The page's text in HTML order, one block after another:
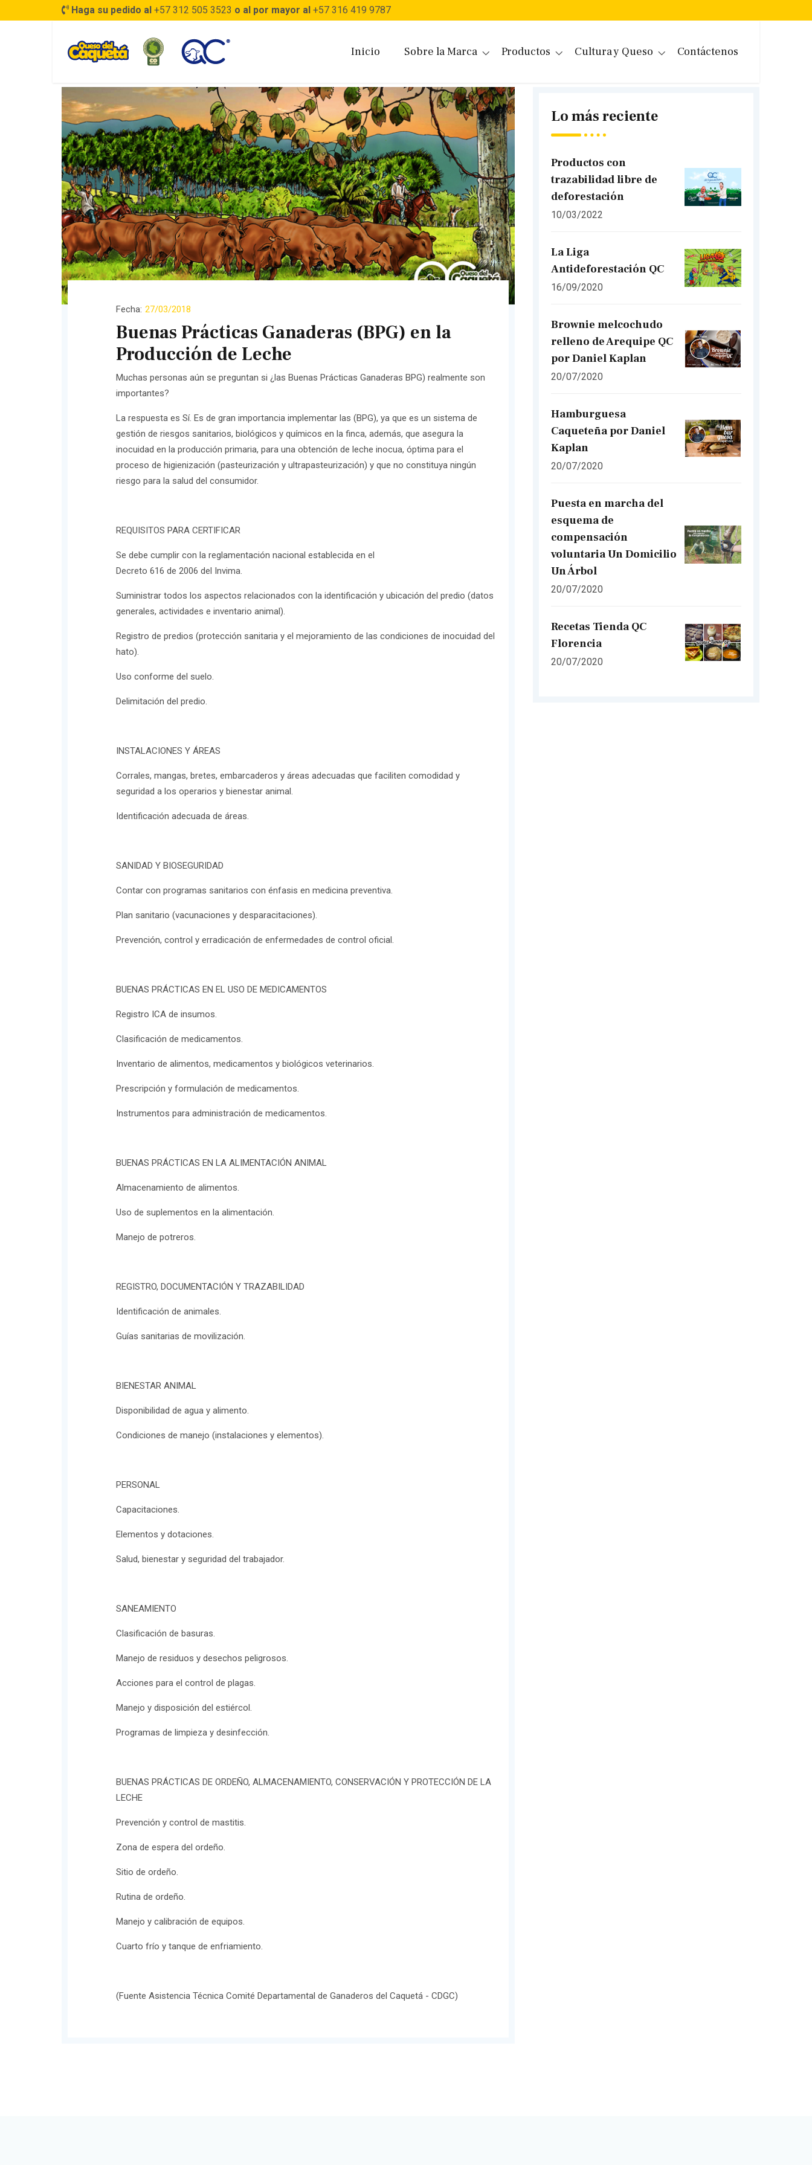
Haga su pedido al +57 312 505 3523 o al por mayor al +57 316 419 9787
Inicio Sobre la Marca Productos Cultura y Queso Contáctenos
Fecha: 27/03/2018
Buenas Prácticas Ganaderas (BPG) en la
Producción de Leche
Muchas personas aún se preguntan si ¿las Buenas Prácticas Ganaderas BPG) realmente son
importantes?
La respuesta es Sí. Es de gran importancia implementar las (BPG), ya que es un sistema de
gestión de riesgos sanitarios, biológicos y químicos en la finca, además, que asegura la
inocuidad en la producción primaria, para una obtención de leche inocua, óptima para el
proceso de higienización (pasteurización y ultrapasteurización) y que no constituya ningún
riesgo para la salud del consumidor.
REQUISITOS PARA CERTIFICAR
Se debe cumplir con la reglamentación nacional establecida en el
Decreto 616 de 2006 del Invima.
Suministrar todos los aspectos relacionados con la identificación y ubicación del predio (datos
generales, actividades e inventario animal).
Registro de predios (protección sanitaria y el mejoramiento de las condiciones de inocuidad del
hato).
Uso conforme del suelo.
Delimitación del predio.
INSTALACIONES Y ÁREAS
Corrales, mangas, bretes, embarcaderos y áreas adecuadas que faciliten comodidad y
seguridad a los operarios y bienestar animal.
Identificación adecuada de áreas.
SANIDAD Y BIOSEGURIDAD
Contar con programas sanitarios con énfasis en medicina preventiva.
Plan sanitario (vacunaciones y desparacitaciones).
Prevención, control y erradicación de enfermedades de control oficial.
BUENAS PRÁCTICAS EN EL USO DE MEDICAMENTOS
Registro ICA de insumos.
Clasificación de medicamentos.
Inventario de alimentos, medicamentos y biológicos veterinarios.
Prescripción y formulación de medicamentos.
Instrumentos para administración de medicamentos.
BUENAS PRÁCTICAS EN LA ALIMENTACIÓN ANIMAL
Almacenamiento de alimentos.
Uso de suplementos en la alimentación.
Manejo de potreros.
REGISTRO, DOCUMENTACIÓN Y TRAZABILIDAD
Identificación de animales.
Guías sanitarias de movilización.
BIENESTAR ANIMAL
Disponibilidad de agua y alimento.
Condiciones de manejo (instalaciones y elementos).
PERSONAL
Capacitaciones.
Elementos y dotaciones.
Salud, bienestar y seguridad del trabajador.
SANEAMIENTO
Clasificación de basuras.
Manejo de residuos y desechos peligrosos.
Acciones para el control de plagas.
Manejo y disposición del estiércol.
Programas de limpieza y desinfección.
BUENAS PRÁCTICAS DE ORDEÑO, ALMACENAMIENTO, CONSERVACIÓN Y PROTECCIÓN DE LA
LECHE
Prevención y control de mastitis.
Zona de espera del ordeño.
Sitio de ordeño.
Rutina de ordeño.
Manejo y calibración de equipos.
Cuarto frío y tanque de enfriamiento.
(Fuente Asistencia Técnica Comité Departamental de Ganaderos del Caquetá - CDGC)
Lo más reciente
Productos con
trazabilidad libre de
deforestación
10/03/2022
La Liga
Antideforestación QC
16/09/2020
Brownie melcochudo
relleno de Arequipe QC
por Daniel Kaplan
20/07/2020
Hamburguesa
Caqueteña por Daniel
Kaplan
20/07/2020
Puesta en marcha del
esquema de
compensación
voluntaria Un Domicilio
Un Árbol
20/07/2020
Recetas Tienda QC
Florencia
20/07/2020